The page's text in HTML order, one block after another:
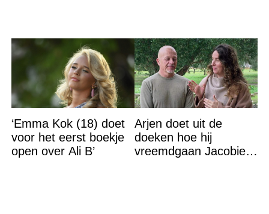
‘Emma Kok (18) doet
voor het eerst boekje
open over Ali B’
Arjen doet uit de
doeken hoe hij
vreemdgaan Jacobien